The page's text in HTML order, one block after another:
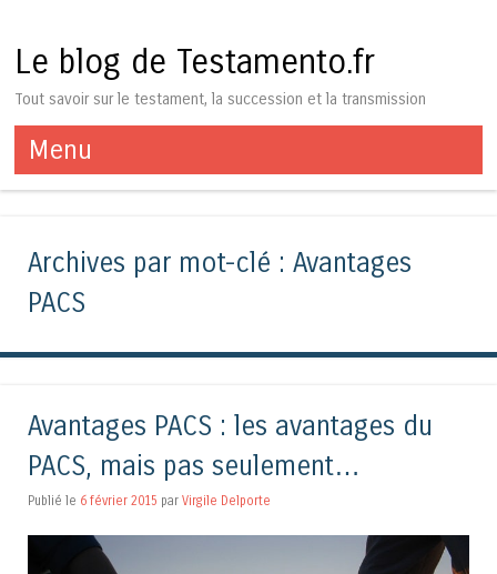
Le blog de Testamento.fr
Tout savoir sur le testament, la succession et la transmission
Menu
Aller au contenu
Archives par mot-clé : Avantages
PACS
Avantages PACS : les avantages du
PACS, mais pas seulement…
Publié le 6 février 2015 par Virgile Delporte